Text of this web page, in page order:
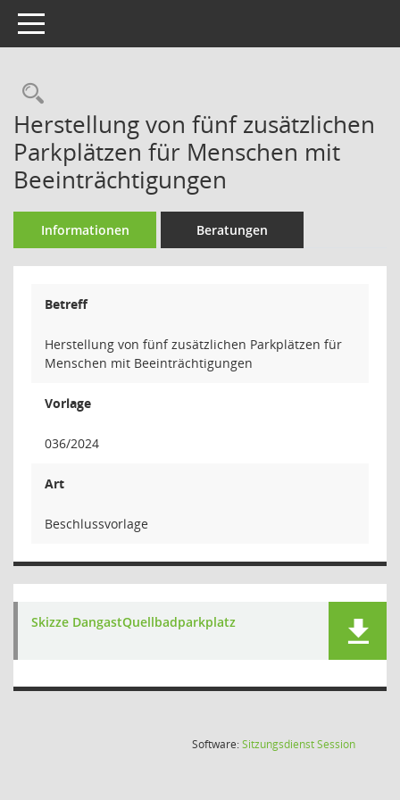
Toggle navigation
Rechercheauswahl
Herstellung von fünf zusätzlichen
Parkplätzen für Menschen mit
Beeinträchtigungen
Informationen Beratungen
Betreff
Herstellung von fünf zusätzlichen Parkplätzen für
Menschen mit Beeinträchtigungen
Vorlage
036/2024
Art
Beschlussvorlage
Skizze DangastQuellbadparkplatz
Software:SitzungsdienstSession(Wird in